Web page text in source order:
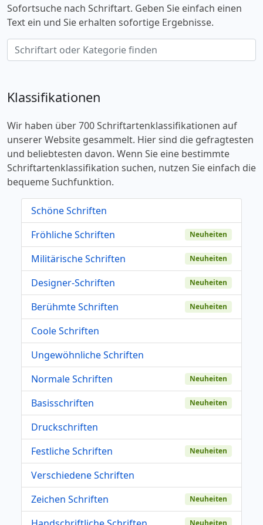
Sofortsuche nach Schriftart. Geben Sie einfach einen
Text ein und Sie erhalten sofortige Ergebnisse.
Klassifikationen
Wir haben über 700 Schriftartenklassifikationen auf
unserer Website gesammelt. Hier sind die gefragtesten
und beliebtesten davon. Wenn Sie eine bestimmte
Schriftartenklassifikation suchen, nutzen Sie einfach die
bequeme Suchfunktion.
Schöne Schriften
Fröhliche Schriften
Neuheiten
Militärische Schriften Neuheiten
Designer-Schriften Neuheiten
Berühmte Schriften Neuheiten
Coole Schriften
Ungewöhnliche Schriften
Normale Schriften
Neuheiten
Basisschriften Neuheiten
Druckschriften
Festliche Schriften
Neuheiten
Verschiedene Schriften
Zeichen Schriften
Neuheiten
Neuheiten